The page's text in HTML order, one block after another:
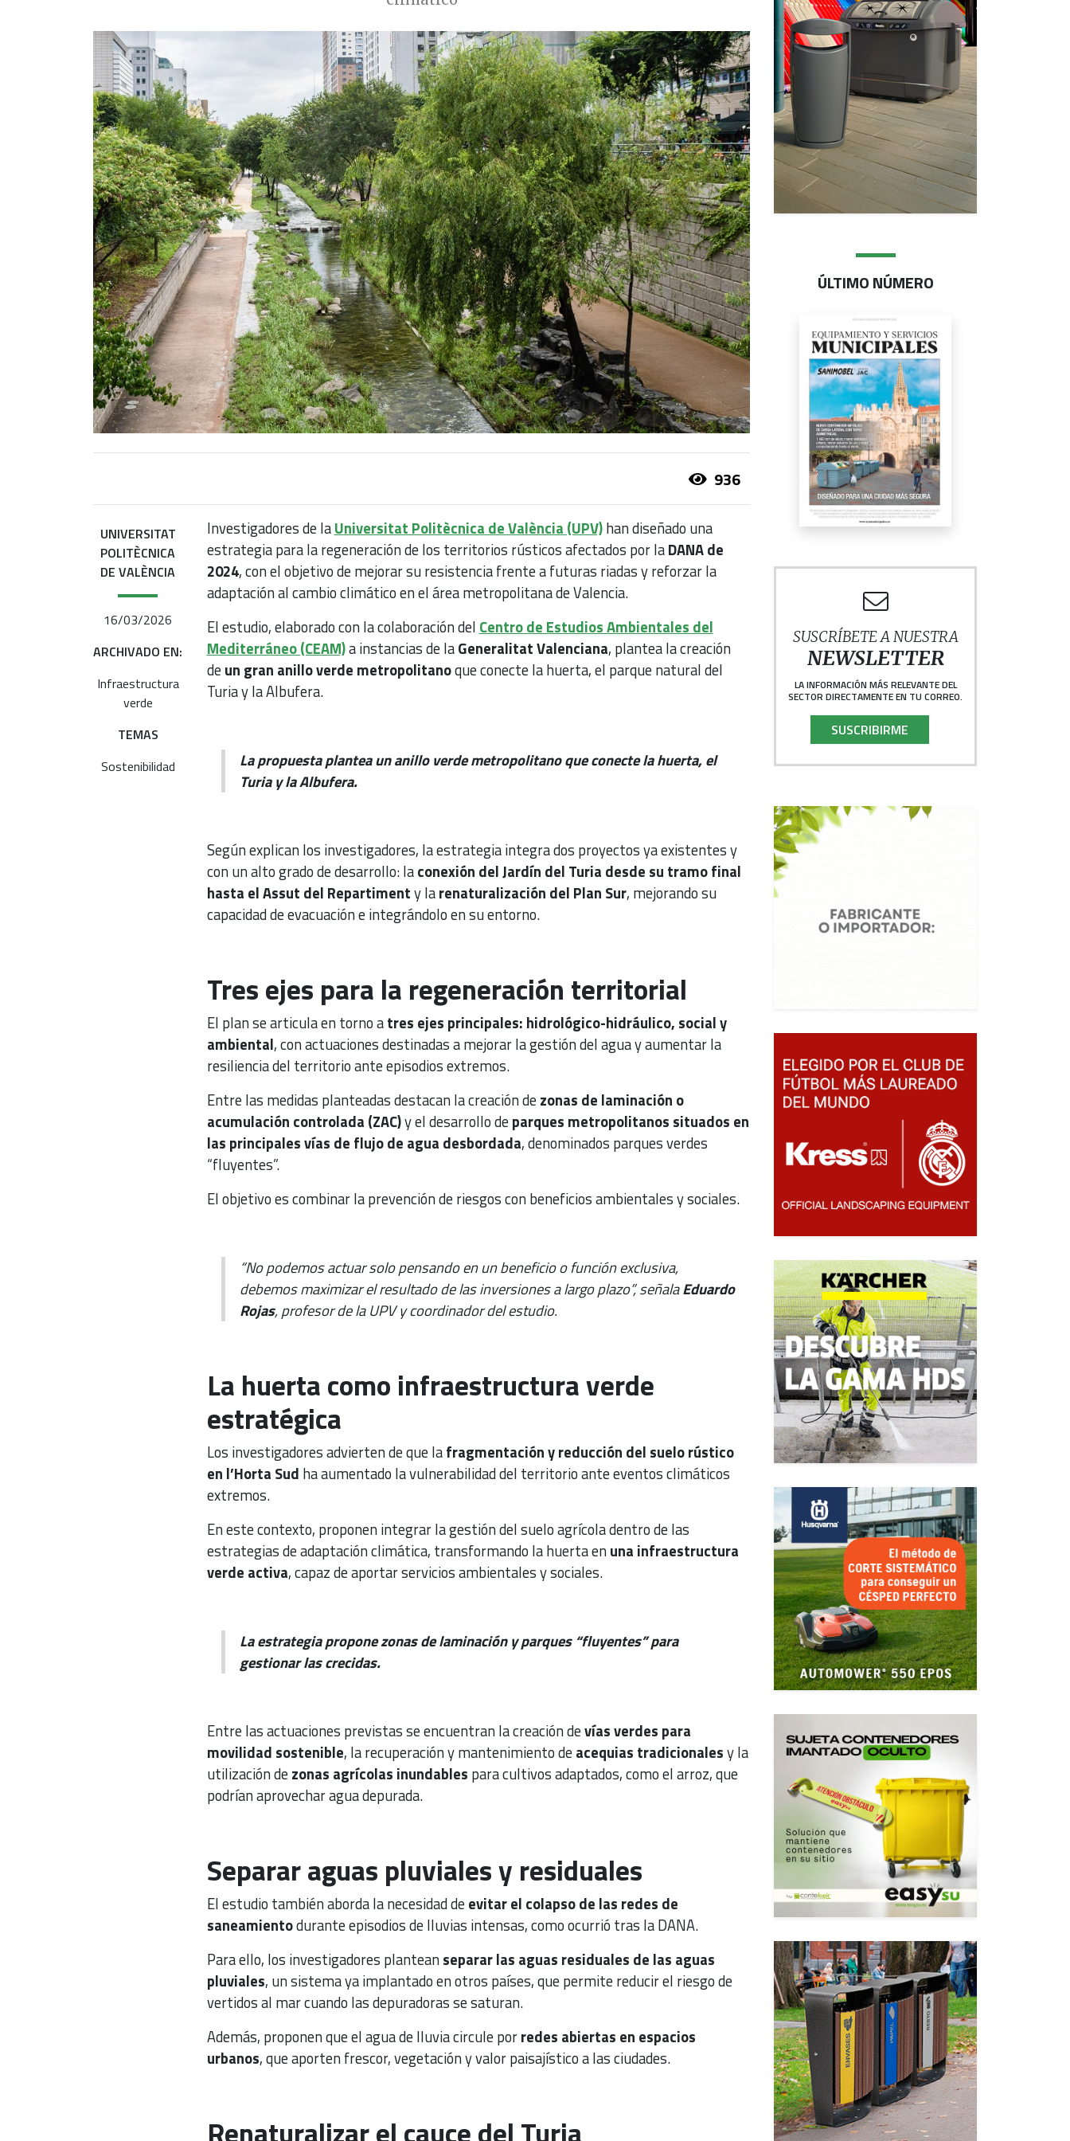
936
UNIVERSITAT
POLITÈCNICA
DE VALÈNCIA
16/03/2026
ARCHIVADO EN:
Infraestructura
verde
TEMAS
Sostenibilidad
Investigadores de laUniversitat Politècnica de València (UPV)han diseñado una
estrategia para la regeneración de los territorios rústicos afectados por laDANA de
2024, con el objetivo de mejorar su resistencia frente a futuras riadas y reforzar la
adaptación al cambio climático en el área metropolitana de Valencia.
El estudio, elaborado con la colaboración del Centro de Estudios Ambientales del
Mediterráneo (CEAM)a instancias de laGeneralitat Valenciana, plantea la creación
deun gran anillo verde metropolitanoque conecte la huerta, el parque natural del
Turia y la Albufera.
La propuesta plantea un anillo verde metropolitano que conecte la huerta, el
Turia y la Albufera.
Según explican los investigadores, la estrategia integra dos proyectos ya existentes y
con un alto grado de desarrollo: laconexión del Jardín del Turia desde su tramo final
hasta el Assut del Repartimenty larenaturalización del Plan Sur, mejorando su
capacidad de evacuación e integrándolo en su entorno.
Tres ejes para la regeneración territorial
El plan se articula en torno atres ejes principales: hidrológico-hidráulico, social y
ambiental, con actuaciones destinadas a mejorar la gestión del agua y aumentar la
resiliencia del territorio ante episodios extremos.
Entre las medidas planteadas destacan la creación dezonas de laminación o
acumulación controlada (ZAC)y el desarrollo deparques metropolitanos situados en
las principales vías de flujo de agua desbordada, denominados parques verdes
“fluyentes”.
El objetivo es combinar la prevención de riesgos con beneficios ambientales y sociales.
“No podemos actuar solo pensando en un beneficio o función exclusiva,
debemos maximizar el resultado de las inversiones a largo plazo”, señalaEduardo
Rojas, profesor de la UPV y coordinador del estudio.
La huerta como infraestructura verde
estratégica
Los investigadores advierten de que lafragmentación y reducción del suelo rústico
en l’Horta Sud ha aumentado la vulnerabilidad del territorio ante eventos climáticos
extremos.
En este contexto, proponen integrar la gestión del suelo agrícola dentro de las
estrategias de adaptación climática, transformando la huerta enuna infraestructura
verde activa, capaz de aportar servicios ambientales y sociales.
La estrategia propone zonas de laminación y parques “fluyentes” para
gestionar las crecidas.
Entre las actuaciones previstas se encuentran la creación devías verdes para
movilidad sostenible, la recuperación y mantenimiento deacequias tradicionalesy la
utilización dezonas agrícolas inundables para cultivos adaptados, como el arroz, que
podrían aprovechar agua depurada.
Separar aguas pluviales y residuales
El estudio también aborda la necesidad deevitar el colapso de las redes de
saneamientodurante episodios de lluvias intensas, como ocurrió tras la DANA.
Para ello, los investigadores planteanseparar las aguas residuales de las aguas
pluviales, un sistema ya implantado en otros países, que permite reducir el riesgo de
vertidos al mar cuando las depuradoras se saturan.
Además, proponen que el agua de lluvia circule porredes abiertas en espacios
urbanos, que aporten frescor, vegetación y valor paisajístico a las ciudades.
ÚLTIMO NÚMERO
SUSCRÍBETE A NUESTRA
NEWSLETTER
LA INFORMACIÓN MÁS RELEVANTE DEL
SECTOR DIRECTAMENTE EN TU CORREO.
SUSCRIBIRME